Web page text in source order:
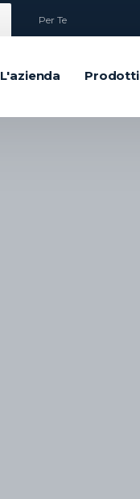
Per Te
L'azienda Prodotti